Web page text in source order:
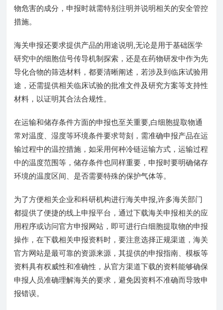
物危害的成分，申报时就需特别注明并说明相关的安全管控
措施。
海关申报还要求提供产品的用途说明,无论是用于基础医学
研究中的细胞信号传导机制探索，还是在药物研发中作为先
导化合物的筛选材料，都要清晰阐述，若涉及到临床试验用
途，还需提供相关临床试验的批准文件及研究方案等支持性
材料，以证明其合法合规性。
在运输和储存条件方面的申报也至关重要,白细胞提取物通
常对温度、湿度等环境条件要求苛刻，需准确申报产品在运
输过程中的温控措施，如采用何种冷链运输方式，运输过程
中的温度范围等，储存条件也同样重要，申报时要明确储存
环境的温度区间、是否需要特殊的保护气体等。
为了方便相关企业和科研机构进行海关申报,许多海关部门
都提供了便捷的线上申报平台，通过下载海关申报相关的应
用程序或访问官方申报网站，即可进行白细胞提取物的申报
操作，在下载相关申报资料时，要注意选择正规渠道，海关
官方网站是最可靠的资源来源，其提供的申报指南、模板等
资料具有权威性和准确性，从官方渠道下载的资料能够确保
申报人员准确理解海关的要求，避免因资料不准确而导致申
报错误。